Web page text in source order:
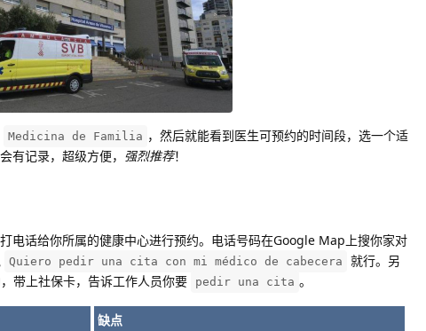
Medicina de Familia ，然后就能看到医生可预约的时间段，选一个适
有记录，超级方便， 强烈推荐！
电话给你所属的健康中心进行预约。电话号码在Google Map上搜你家对
Quiero pedir una cita con mi médico de cabecera
就行。另
带上社保卡，告诉工作人员你要
pedir una cita 。
缺点